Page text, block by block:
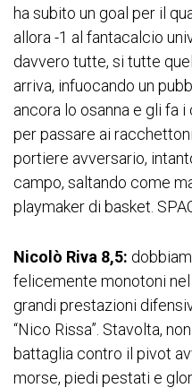
ha subito un goal per il
allora -1 al fantacalcio
davvero tutte, si tutte
arriva, infuocando un
ancora lo osanna e gli fa
per passare ai
portiere avversario,
campo, saltando come
playmaker di basket.
Nicolò Riva 8,5:
felicemente monotoni
grandi prestazioni
“Nico Rissa”. Stavolta,
battaglia contro il pivot
morse, piedi pestati e